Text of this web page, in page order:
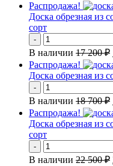
Распродажа!
Доска обрезная из
сорт
-
В наличии 17 200₽
Распродажа!
Доска обрезная из
-
В наличии 18 700₽
Распродажа!
Доска обрезная из
сорт
-
В наличии 22 500₽